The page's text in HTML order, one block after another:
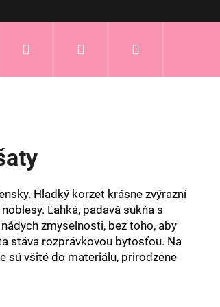
Prihlásenie
Hladký korzet krásne zvýrazní
Ľahká, padavá sukňa s
zmyselnosti, bez toho, aby
stáva rozprávkovou bytosťou. Na
sú všité do materiálu, prirodzene